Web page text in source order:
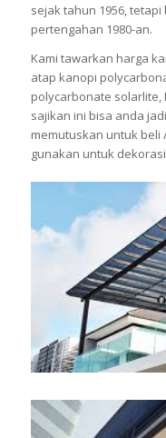
sejak tahun 1956,
pertengahan 1980-an.
Kami tawarkan harga
atap kanopi
polycarbonate solarlite,
sajikan ini bisa anda
memutuskan untuk beli
gunakan untuk